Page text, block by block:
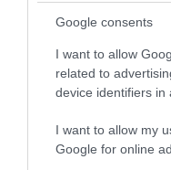
Google consents
I want to allow
related to
device identifiers in
I want to allow my
Google for online
vizorul costumelor
acum folosită la
scufundări și
de protecție
pentru vizorul
lentilele rezistente